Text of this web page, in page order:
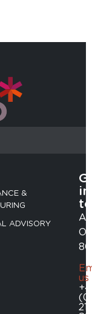
&
ADVISORY
in
us
211